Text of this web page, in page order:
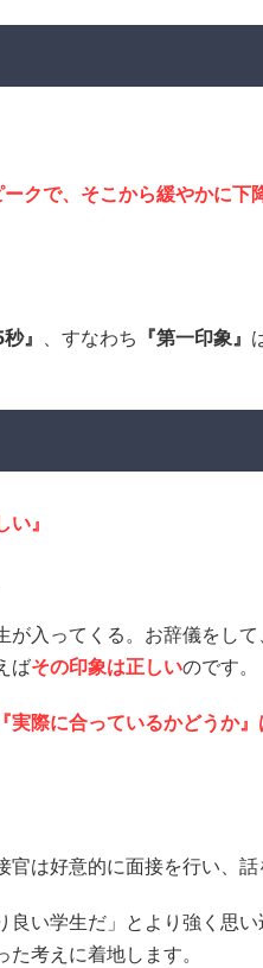
クで、そこから緩やかに下
』 、すなわち 『第一印象』
』
が入ってくる。お辞儀をし
ばその印象は正しいのです。
実際に合っているかどうか
は好意的に面接を行い、話
良い学生だ」とより強く思
考えに着地します。